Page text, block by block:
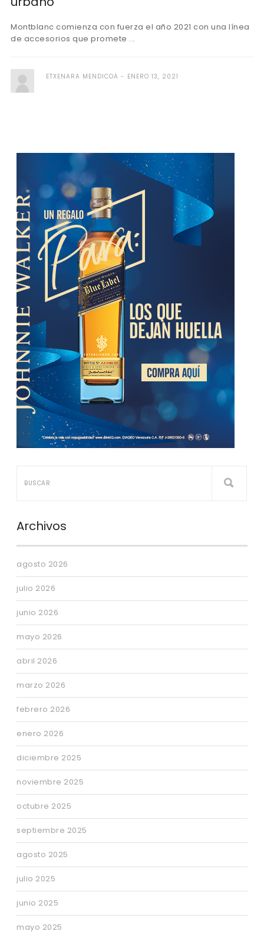
Montblanc comienza con fuerza el año 2021 con una línea
de accesorios que promete ...
ETXENARA MENDICOA ENERO 13, 2021
Archivos
agosto 2026
julio 2026
junio 2026
mayo 2026
abril 2026
marzo 2026
febrero 2026
enero 2026
diciembre 2025
noviembre 2025
octubre 2025
septiembre 2025
agosto 2025
julio 2025
junio 2025
mayo 2025